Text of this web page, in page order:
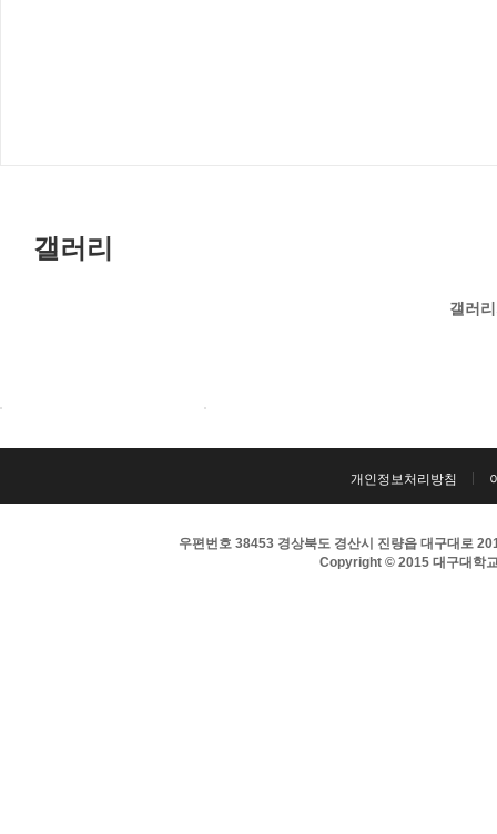
갤러리
갤러
개인정보처리방침
우편번호 38453 경상북도 경산시 진량읍 대구대로
Copyright © 2015 대구대학